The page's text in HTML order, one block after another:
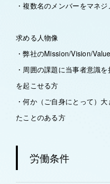
・複数名のメンバーをマネ
求める人物像
・弊社のMission/Vision/
・周囲の課題に当事者意識
を起こせる方
・何か（ご自身にとって）
たことのある方
労働条件